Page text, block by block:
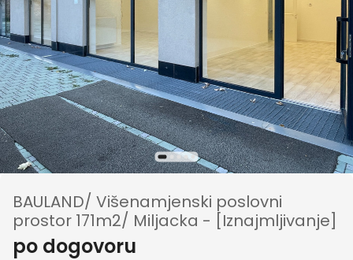
BAULAND/ Višenamjenski poslovni
prostor 171m2/ Miljacka - [Iznajmljivanje]
po dogovoru